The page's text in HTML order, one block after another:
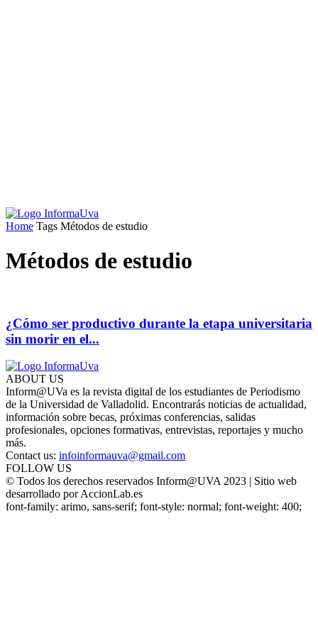
Home Tags Métodos de estudio
Métodos de estudio
¿Cómo ser productivo durante la etapa universitaria
sin morir en el...
ABOUT US
Inform@UVa es la revista digital de los estudiantes de Periodismo
de la Universidad de Valladolid. Encontrarás noticias de actualidad,
información sobre becas, próximas conferencias, salidas
profesionales, opciones formativas, entrevistas, reportajes y mucho
más.
Contact us: infoinformauva@gmail.com
FOLLOW US
© Todos los derechos reservados Inform@UVA 2023 | Sitio web
desarrollado por AccionLab.es
font-family: arimo, sans-serif; font-style: normal; font-weight: 400;